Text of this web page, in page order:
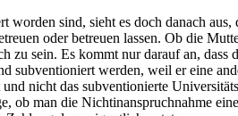
worden sind, sieht es doch danach
oder betreuen lassen. Ob die
zu sein. Es kommt nur darauf an,
subventioniert werden, weil er eine
nicht das subventionierte
ob man die Nichtinanspruchnahme